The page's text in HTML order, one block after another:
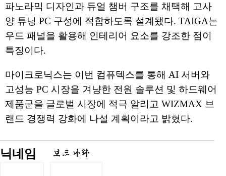
파노라믹 디자인과 듀얼 챔버 구조를 채택해 고사
양 튜닝 PC 구성에 적합하도록 설계됐다. TAIGA는
우드 패널을 활용해 인테리어 요소를 강조한 점이
특징이다.
마이크로닉스는 이번 컴퓨텍스를 통해 AI 서버와
고성능 PC 시장을 겨냥한 전원 솔루션 및 하드웨어
제품군을 글로벌 시장에 적극 알리고 WIZMAX 브
랜드 경쟁력 강화에 나설 계획이라고 밝혔다.
닉네임